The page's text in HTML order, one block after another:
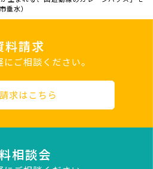
垂水）
料請求
ご相談ください。
求はこちら
相談会